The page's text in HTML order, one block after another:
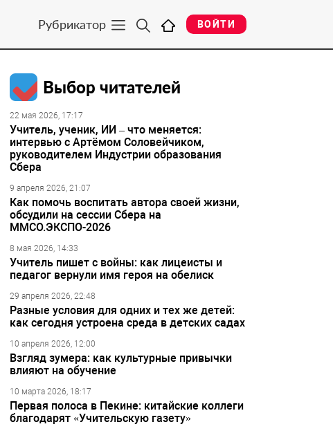
Рубрикатор ВОЙТИ
Выбор читателей
22 мая 2026, 17:17
Учитель, ученик, ИИ – что меняется:
интервью с Артёмом Соловейчиком,
руководителем Индустрии образования
Сбера
9 апреля 2026, 21:07
Как помочь воспитать автора своей жизни,
обсудили на сессии Сбера на
ММСО.ЭКСПО-2026
8 мая 2026, 14:33
Учитель пишет с войны: как лицеисты и
педагог вернули имя героя на обелиск
29 апреля 2026, 22:48
Разные условия для одних и тех же детей:
как сегодня устроена среда в детских садах
10 апреля 2026, 12:00
Взгляд зумера: как культурные привычки
влияют на обучение
10 марта 2026, 18:17
Первая полоса в Пекине: китайские коллеги
благодарят «Учительскую газету»